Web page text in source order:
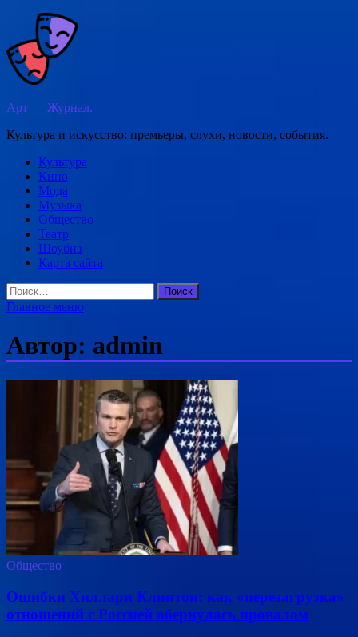
Перейти
содержимому
Арт — Журнал.
Культура и искусство: премьеры, слухи, новости, события.
Культура
Кино
Мода
Музыка
Общество
Театр
Шоубиз
Карта сайта
Найти:
Главное меню
Автор: admin
Общество
Ошибки Хиллари Клинтон: как «перезагрузка»
отношений с Россией обернулась провалом